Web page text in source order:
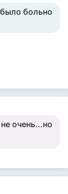
больно
очень...но